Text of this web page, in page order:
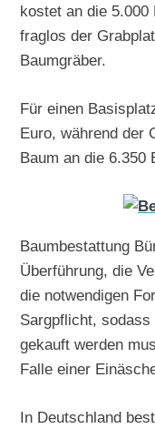
kostet an die
fraglos der
Baumgräber.
Für einen
Euro, während der
Baum an die 6.350
Baumbestattung
Überführung, die
die notwendigen
Sargpflicht,
gekauft werden
Falle einer
In Deutschland